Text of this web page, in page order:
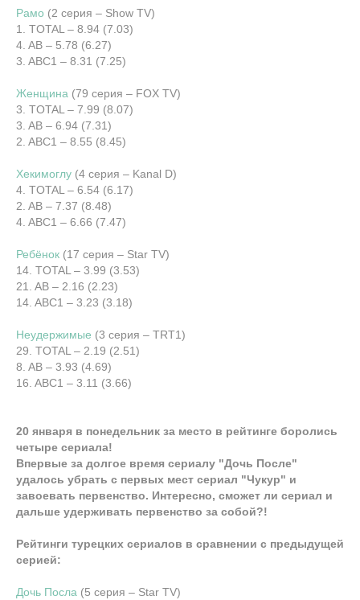
Рамо (2 серия – Show TV)
1. TOTAL – 8.94 (7.03)
4. AB – 5.78 (6.27)
3. ABC1 – 8.31 (7.25)
Женщина (79 серия – FOX TV)
3. TOTAL – 7.99 (8.07)
3. AB – 6.94 (7.31)
2. ABC1 – 8.55 (8.45)
Хекимоглу (4 серия – Kanal D)
4. TOTAL – 6.54 (6.17)
2. AB – 7.37 (8.48)
4. ABC1 – 6.66 (7.47)
Ребёнок (17 серия – Star TV)
14. TOTAL – 3.99 (3.53)
21. AB – 2.16 (2.23)
14. ABC1 – 3.23 (3.18)
Неудержимые (3 серия – TRT1)
29. TOTAL – 2.19 (2.51)
8. AB – 3.93 (4.69)
16. ABC1 – 3.11 (3.66)
20 января в понедельник за место в рейтинге боролись
четыре сериала!
Впервые за долгое время сериалу "Дочь После"
удалось убрать с первых мест сериал "Чукур" и
завоевать первенство. Интересно, сможет ли сериал и
дальше удерживать первенство за собой?!
Рейтинги турецких сериалов в сравнении с предыдущей
серией:
Дочь Посла (5 серия – Star TV)